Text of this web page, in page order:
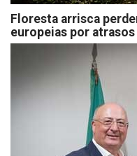
Floresta arrisca
europeias por atrasos